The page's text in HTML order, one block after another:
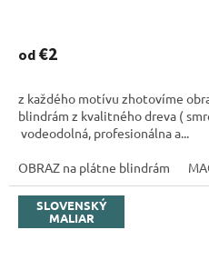
od€2
z každého motívu zhotovíme
blindrám z kvalitného dreva (
vodeodolná, profesionálna a...
OBRAZ na plátne blindrám
SLOVENSKÝ
MALIAR